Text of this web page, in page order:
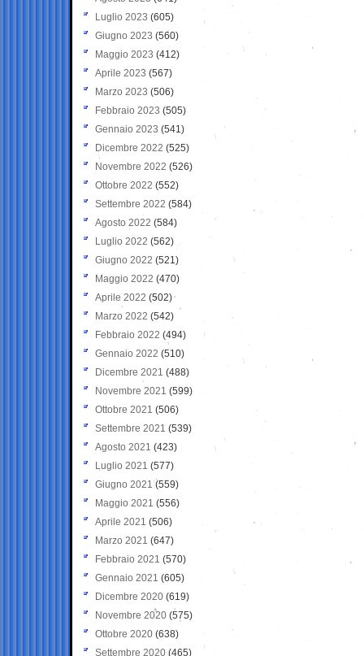
Luglio 2023 (605)
Giugno 2023 (560)
Maggio 2023 (412)
Aprile 2023 (567)
Marzo 2023 (506)
Febbraio 2023 (505)
Gennaio 2023 (541)
Dicembre 2022 (525)
Novembre 2022 (526)
Ottobre 2022 (552)
Settembre 2022 (584)
Agosto 2022 (584)
Luglio 2022 (562)
Giugno 2022 (521)
Maggio 2022 (470)
Aprile 2022 (502)
Marzo 2022 (542)
Febbraio 2022 (494)
Gennaio 2022 (510)
Dicembre 2021 (488)
Novembre 2021 (599)
Ottobre 2021 (506)
Settembre 2021 (539)
Agosto 2021 (423)
Luglio 2021 (577)
Giugno 2021(559)
Maggio 2021 (556)
Aprile 2021 (506)
Marzo 2021 (647)
Febbraio 2021 (570)
Gennaio 2021 (605)
Dicembre 2020 (619)
Novembre 2020 (575)
Ottobre 2020 (638)
Settembre 2020(465)